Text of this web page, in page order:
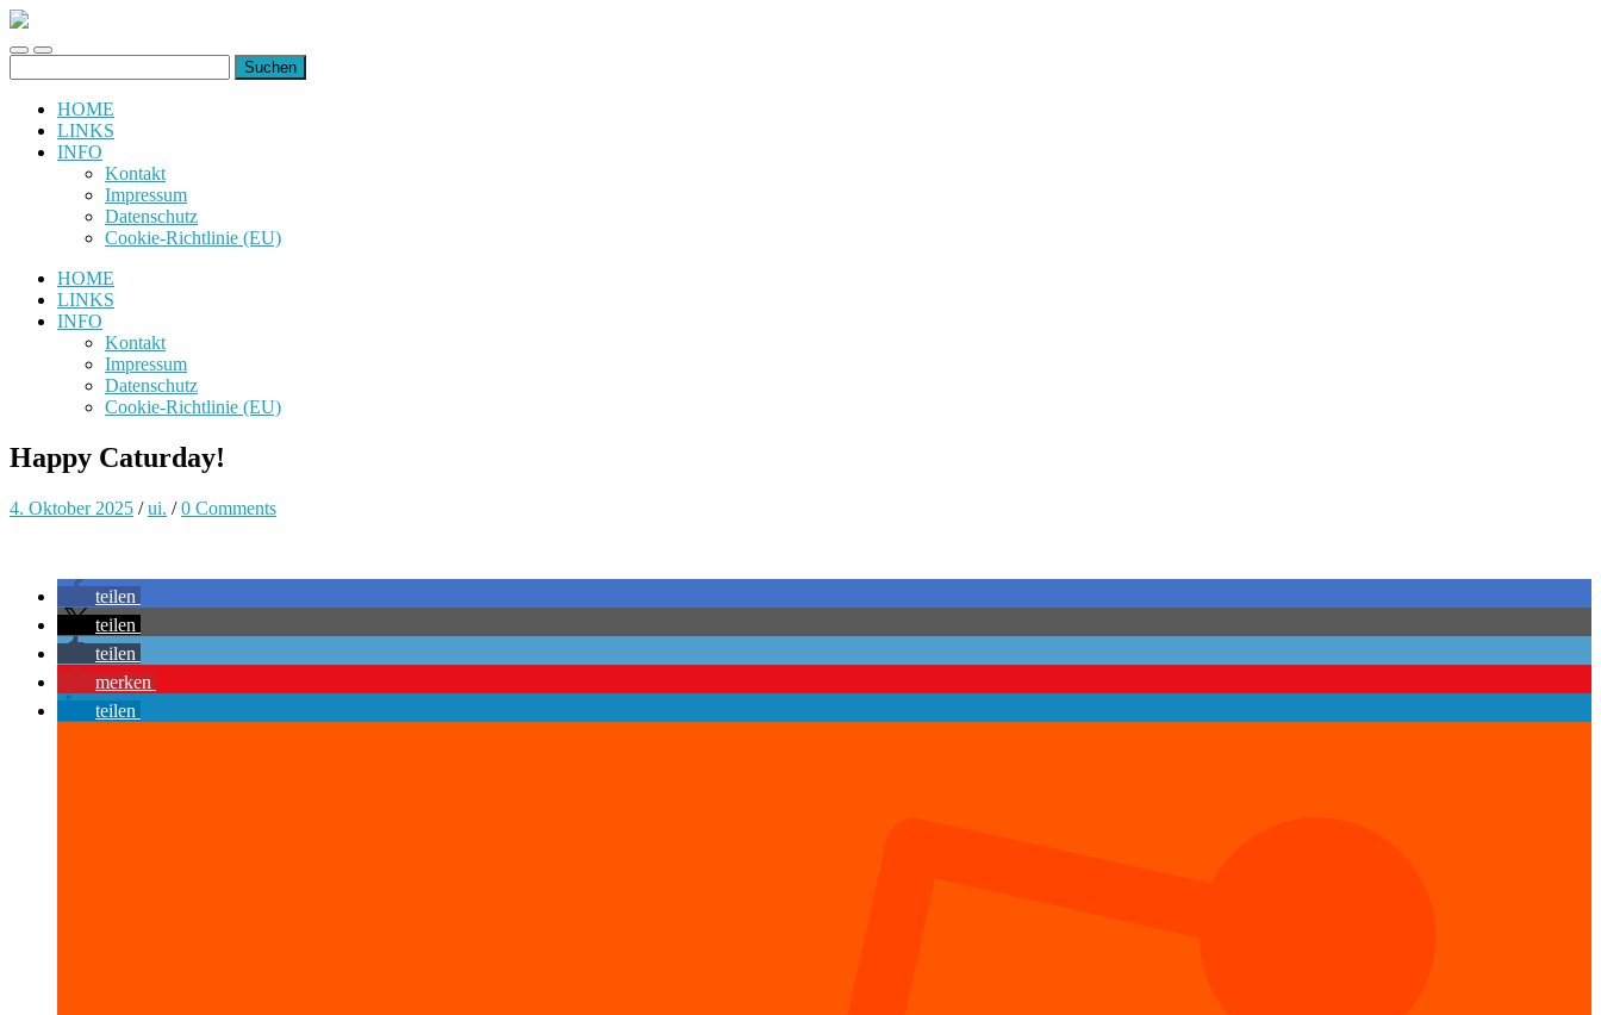
uiuiuiuiuiuiui.de
Toggle
mobile
Toggle
search
nach:
HOME
LINKS
INFO
Kontakt
Impressum
Datenschutz
Cookie-Richtlinie (EU)
HOME
LINKS
INFO
Kontakt
Impressum
Datenschutz
Cookie-Richtlinie (EU)
Happy Caturday!
4. Oktober 2025 /ui. /0 Comments
teilen
teilen
teilen
merken
teilen